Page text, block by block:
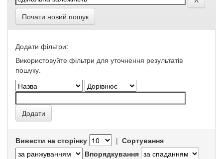
Почати новий пошук
Додати фільтри:
Використовуйте фільтри для уточнення результатів
пошуку.
Вивести на сторінку | Сортування
Впорядкування